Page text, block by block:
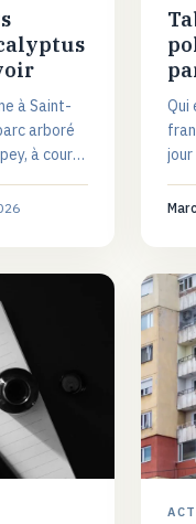
à Saint-
arboré
à courte
Qui